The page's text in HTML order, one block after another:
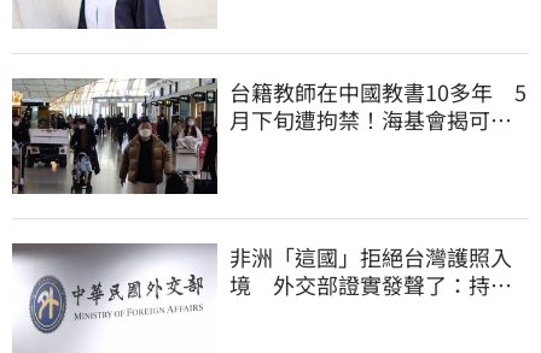
台籍教師在中國教書10多年 5
月下旬遭拘禁！海基會揭可能
非洲「這國」拒絕台灣護照入
境 外交部證實發聲了：持續